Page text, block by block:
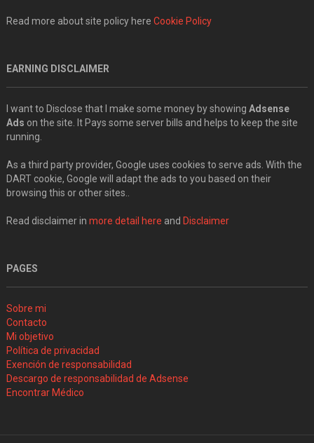
Read more about site policy here Cookie Policy
EARNING DISCLAIMER
I want to Disclose that I make some money by showing Adsense
Ads on the site. It Pays some server bills and helps to keep the site
running.
As a third party provider, Google uses cookies to serve ads. With the
DART cookie, Google will adapt the ads to you based on their
browsing this or other sites..
Read disclaimer in more detail here and Disclaimer
PAGES
Sobre mi
Contacto
Mi objetivo
Política de privacidad
Exención de responsabilidad
Descargo de responsabilidad de Adsense
Encontrar Médico